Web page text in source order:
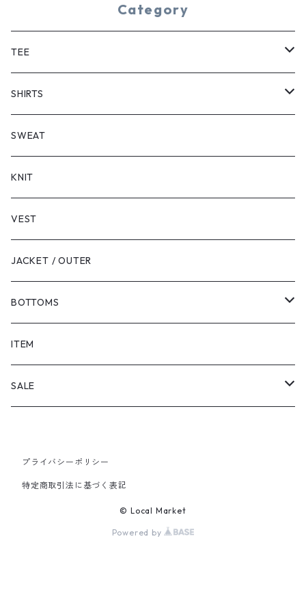
Category
TEE
SHORT SLEEVE
LONG SLEEVE
SHIRTS
SHORT SLEEVE
LONG SLEEVE
SWEAT
KNIT
VEST
JACKET / OUTER
BOTTOMS
SHORTS
PANTS
ITEM
SALE
PANTS
プライバシーポリシー
特定商取引法に基づく表記
© Local Market
Powered by